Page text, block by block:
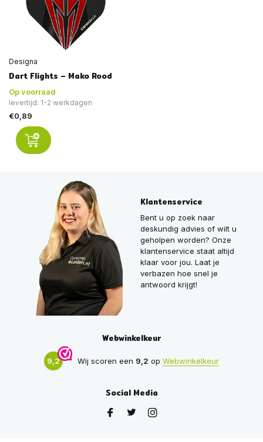
Designa
Dart Flights – Mako Rood
Op voorraad
levertijd: 1-2 werkdagen
€0,89
Klantenservice
Bent u op zoek naar
deskundig advies of wilt u
geholpen worden? Onze
klantenservice staat altijd
klaar voor jou. Laat je
verbazen hoe snel je
antwoord krijgt!
Webwinkelkeur
9,2 Wij scoren een 9,2 op Webwinkelkeur
Social Media